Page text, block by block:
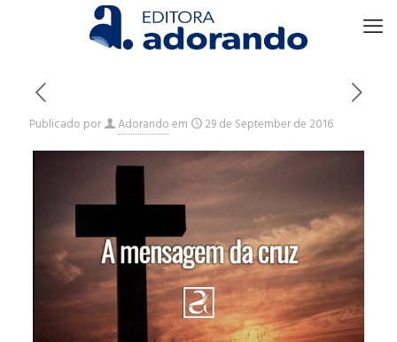
Publicado por Adorandoem 29 de September de 2016